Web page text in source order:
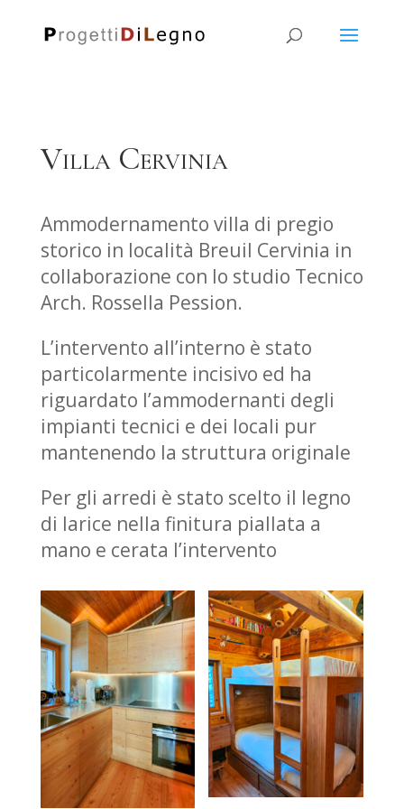
Villa Cervinia
Ammodernamento villa di pregio
storico in località Breuil Cervinia in
collaborazione con lo studio Tecnico
Arch. Rossella Pession.
L’intervento all’interno è stato
particolarmente incisivo ed ha
riguardato l’ammodernanti degli
impianti tecnici e dei locali pur
mantenendo la struttura originale
Per gli arredi è stato scelto il legno
di larice nella finitura piallata a
mano e cerata l’intervento